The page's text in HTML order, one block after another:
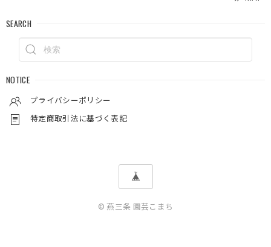
SEARCH
NOTICE
プライバシーポリシー
特定商取引法に基づく表記
© 燕三条 園芸こまち